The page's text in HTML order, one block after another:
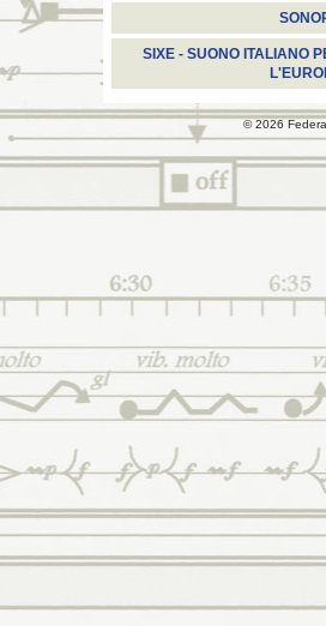
SIXE - SUONO ITALIANO
© 2026